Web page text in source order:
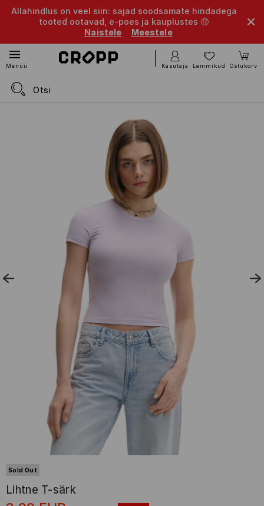
Allahindlus on veel siin: sajad soodsamate hindadega
tooted ootavad, e-poes ja kauplustes 🤑
Naistele
Meestele
Menüü Kasutaja Lemmikud Ostukorv
Sold Out
Lihtne T-särk